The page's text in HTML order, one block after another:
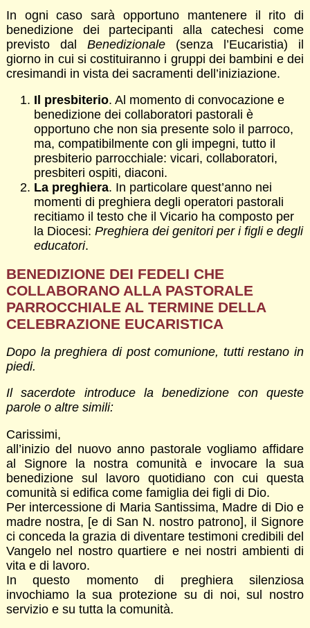
In ogni caso sarà opportuno mantenere il rito di
benedizione dei partecipanti alla catechesi come
previsto dal Benedizionale (senza l’Eucaristia) il
giorno in cui si costituiranno i gruppi dei bambini e dei
cresimandi in vista dei sacramenti dell’iniziazione.
Il presbiterio. Al momento di convocazione e
benedizione dei collaboratori pastorali è
opportuno che non sia presente solo il parroco,
ma, compatibilmente con gli impegni, tutto il
presbiterio parrocchiale: vicari, collaboratori,
presbiteri ospiti, diaconi.
La preghiera. In particolare quest’anno nei
momenti di preghiera degli operatori pastorali
recitiamo il testo che il Vicario ha composto per
la Diocesi: Preghiera dei genitori per i figli e degli
educatori.
BENEDIZIONE DEI FEDELI CHE
COLLABORANO ALLA PASTORALE
PARROCCHIALE AL TERMINE DELLA
CELEBRAZIONE EUCARISTICA
Dopo la preghiera di post comunione, tutti restano in
piedi.
Il sacerdote introduce la benedizione con queste
parole o altre simili:
Carissimi,
all’inizio del nuovo anno pastorale vogliamo affidare
al Signore la nostra comunità e invocare la sua
benedizione sul lavoro quotidiano con cui questa
comunità si edifica come famiglia dei figli di Dio.
Per intercessione di Maria Santissima, Madre di Dio e
madre nostra, [e di San N. nostro patrono], il Signore
ci conceda la grazia di diventare testimoni credibili del
Vangelo nel nostro quartiere e nei nostri ambienti di
vita e di lavoro.
In questo momento di preghiera silenziosa
invochiamo la sua protezione su di noi, sul nostro
servizio e su tutta la comunità.